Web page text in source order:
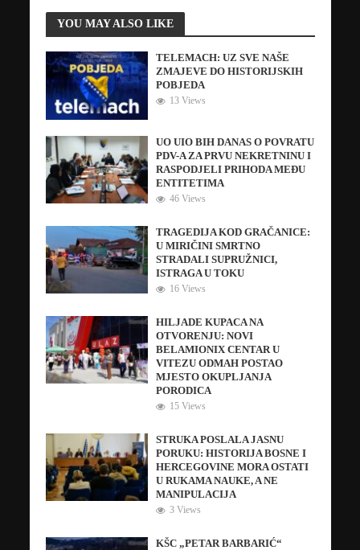
YOU MAY ALSO LIKE
TELEMACH: UZ SVE NAŠE
ZMAJEVE DO HISTORIJSKIH
POBJEDA
13 Views
UO UIO BIH DANAS O POVRATU
PDV-A ZA PRVU NEKRETNINU I
RASPODJELI PRIHODA MEĐU
ENTITETIMA
46 Views
TRAGEDIJA KOD GRAČANICE:
U MIRIČINI SMRTNO
STRADALI SUPRUŽNICI,
ISTRAGA U TOKU
16 Views
HILJADE KUPACA NA
OTVORENJU: NOVI
BELAMIONIX CENTAR U
VITEZU ODMAH POSTAO
MJESTO OKUPLJANJA
PORODICA
15 Views
STRUKA POSLALA JASNU
PORUKU: HISTORIJA BOSNE I
HERCEGOVINE MORA OSTATI
U RUKAMA NAUKE, A NE
MANIPULACIJA
3 Views
KŠC „PETAR BARBARIĆ“